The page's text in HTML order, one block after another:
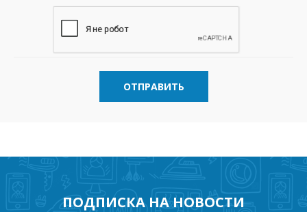
ОТПРАВИТЬ
ПОДПИСКА НА НОВОСТИ